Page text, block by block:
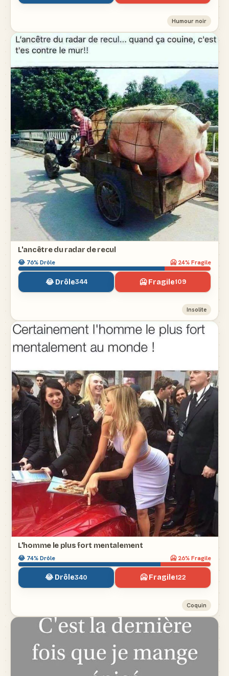
Humour noir
L'ancêtre du radar de recul
😂 76% Drôle 🥶24% Fragile
😂 Drôle344 🥶 Fragile109
Insolite
L'homme le plus fort mentalement
😂 74% Drôle 🥶26% Fragile
😂 Drôle340 🥶 Fragile122
Coquin